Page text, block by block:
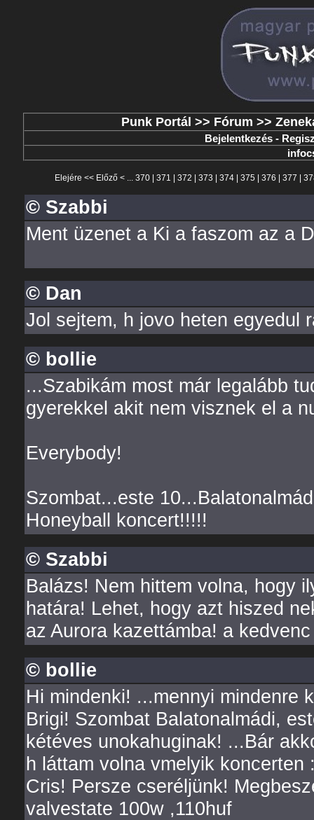
Punk Portál >> Fórum >>
Bejelentkezés -
Elejére << Előző < ... 370 371 372 373 374 375 376 377
© Szabbi
Ment üzenet a Ki a faszom az a
© Dan
Jol sejtem, h jovo heten egyedul
© bollie
...Szabikám most már legalább
gyerekkel akit nem visznek el a
Everybody!
Szombat...este
Honeyball koncert!!!!!
© Szabbi
Balázs! Nem hittem volna, hogy
határa! Lehet, hogy azt hiszed
az Aurora kazettámba! a
© bollie
Hi mindenki! ...mennyi mindenre
Brigi! Szombat Balatonalmádi,
kétéves unokahuginak! ...Bár
h láttam volna vmelyik koncerten
Cris! Persze cseréljünk!
valvestate 100w ,110huf